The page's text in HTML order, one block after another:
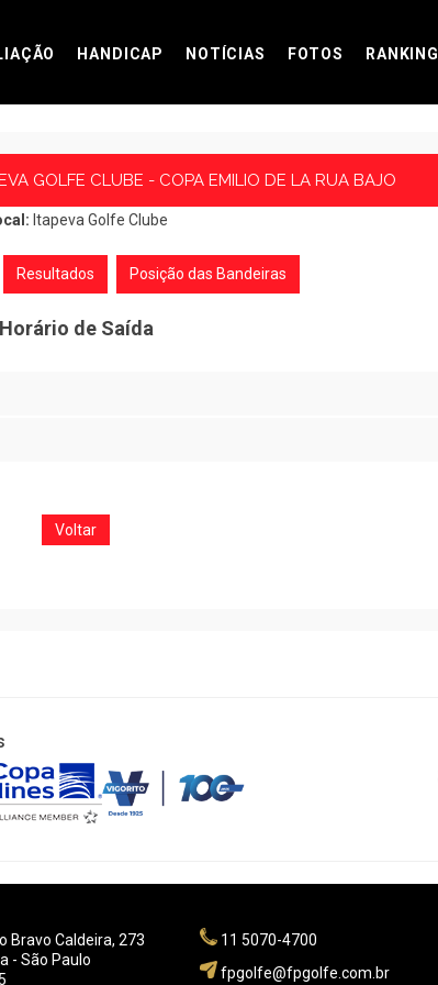
HANDICAP NOTÍCIAS FOTOS RANKING
GOLFE CLUBE - COPA EMILIO DE LA RUA BAJO
Itapeva Golfe Clube
Resultados Posição das Bandeiras
Horário de Saída
Voltar
Bravo Caldeira, 273
- São Paulo
11 5070-4700
fpgolfe@fpgolfe.com.br